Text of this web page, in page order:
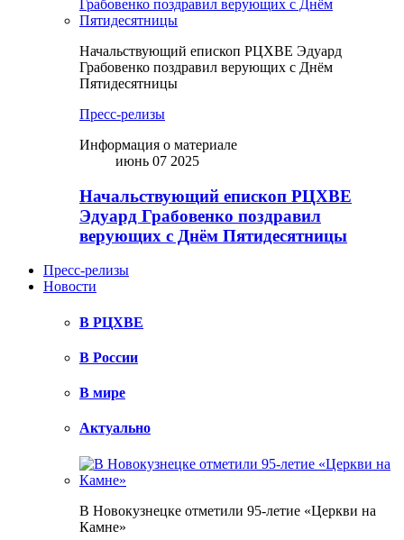
Начальствующий епископ РЦХВЕ Эдуард
Грабовенко поздравил верующих с Днём
Пятидесятницы
Пресс-релизы
Информация о материале
июнь 07 2025
Начальствующий епископ РЦХВЕ
Эдуард Грабовенко поздравил
верующих с Днём Пятидесятницы
Пресс-релизы
Новости
В РЦХВЕ
В России
В мире
Актуально
В Новокузнецке отметили 95-летие «Церкви на
Камне»